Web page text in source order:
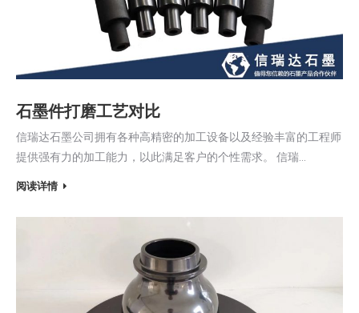
石墨件打磨工艺对比
信瑞达石墨公司拥有各种高精密的加工设备以及经验丰富的工程师
提供强有力的加工能力，以此满足客户的个性需求。 信瑞…
阅读详情